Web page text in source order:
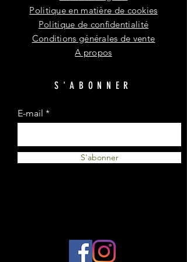
Politique en matière de cookies
Politique de confidentialité
Conditions générales de vente
A propos
S'ABONNER
E-mail
S'abonner